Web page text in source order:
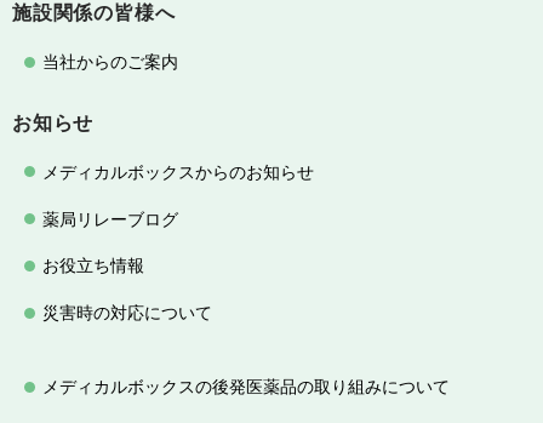
施設関係の皆様へ
当社からのご案内
お知らせ
メディカルボックスからのお知らせ
薬局リレーブログ
お役立ち情報
災害時の対応について
メディカルボックスの後発医薬品の取り組みについて